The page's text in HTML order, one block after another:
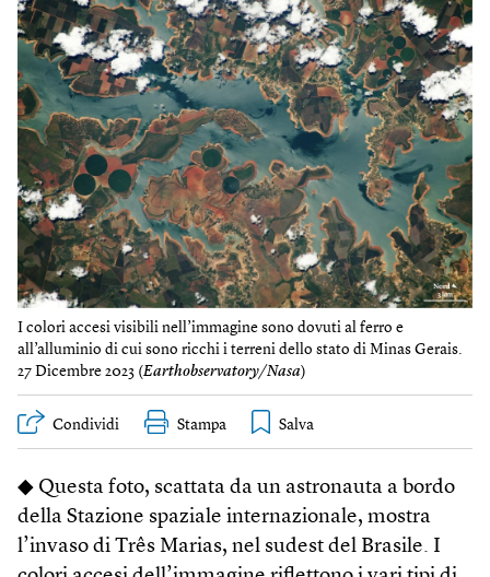
I colori accesi visibili nell’immagine sono dovuti al ferro e
all’alluminio di cui sono ricchi i terreni dello stato di Minas Gerais.
27 Dicembre 2023 (Earthobservatory/Nasa)
Condividi Stampa
◆ Questa foto, scattata da un astronauta a bordo
della Stazione spaziale internazionale, mostra
l’invaso di Três Marias, nel sudest del Brasile. I